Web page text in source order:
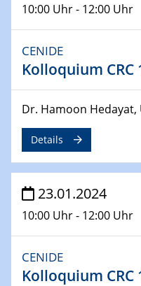
10.04.2024 - 11.04.2024
Brennstoffzellen
15.04.2024
Online Workshop
Ben Gurion University
25.04.2024
CENIDE & WIN
MATURE
Speaker: Albert Dato
MAT4HY․NRW
Symposium
10:00 Uhr - 12:00 Uhr
CENIDE
Kolloquium CRC
Dr. Hamoon
Details
23.01.2024
10:00 Uhr - 12:00 Uhr
CENIDE
Kolloquium CRC